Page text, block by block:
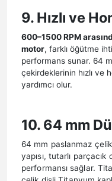
9. Hızlı ve
600–1500 RPM
motor, farklı öğütme
performans sunar. 64
çekirdeklerinin hızlı ve
yardımcı olur.
10. 64 mm
64 mm paslanmaz
yapısı, tutarlı parçacık
performansı sağlar.